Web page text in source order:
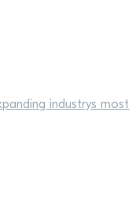
industrys most